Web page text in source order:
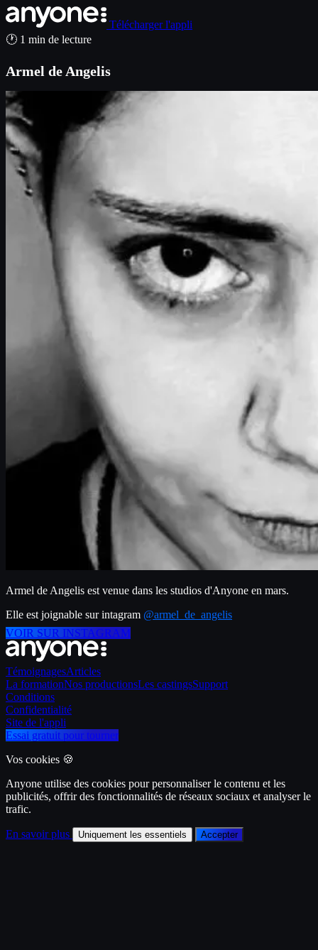
Télécharger l'appli
🕐 1 min de lecture
Armel de Angelis
Armel de Angelis est venue dans les studios d'Anyone en mars.
Elle est joignable sur intagram @armel_de_angelis
VOIR SUR INSTAGRAM
TémoignagesArticles
La formationNos productionsLes castingsSupport
Conditions
Confidentialité
Site de l'appli
Essai gratuit pour tourner
Vos cookies 🍪
Anyone utilise des cookies pour personnaliser le contenu et les
publicités, offrir des fonctionnalités de réseaux sociaux et analyser le
trafic.
En savoir plus Uniquement les essentiels Accepter